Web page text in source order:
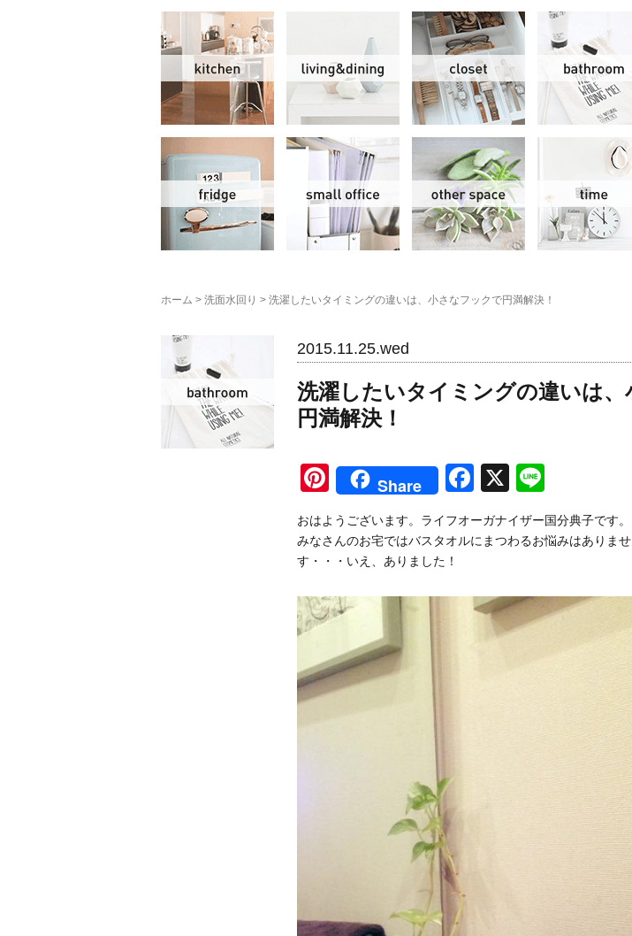
リビング＆ダイニング クローゼット
冷蔵庫 スモールオフィス
ホーム > 洗面水回り > 洗濯したいタイミングの違いは、小さなフックで円満解決！
洗面水回り
2015.11.25.wed
洗濯したいタイミングの違いは
円満解決！
Pinterest
Share Facebook
X
おはようございます。ライフオーガナイザー国分典子です。
みなさんのお宅ではバスタオルにまつわるお悩みはありま
す・・・いえ、ありました！